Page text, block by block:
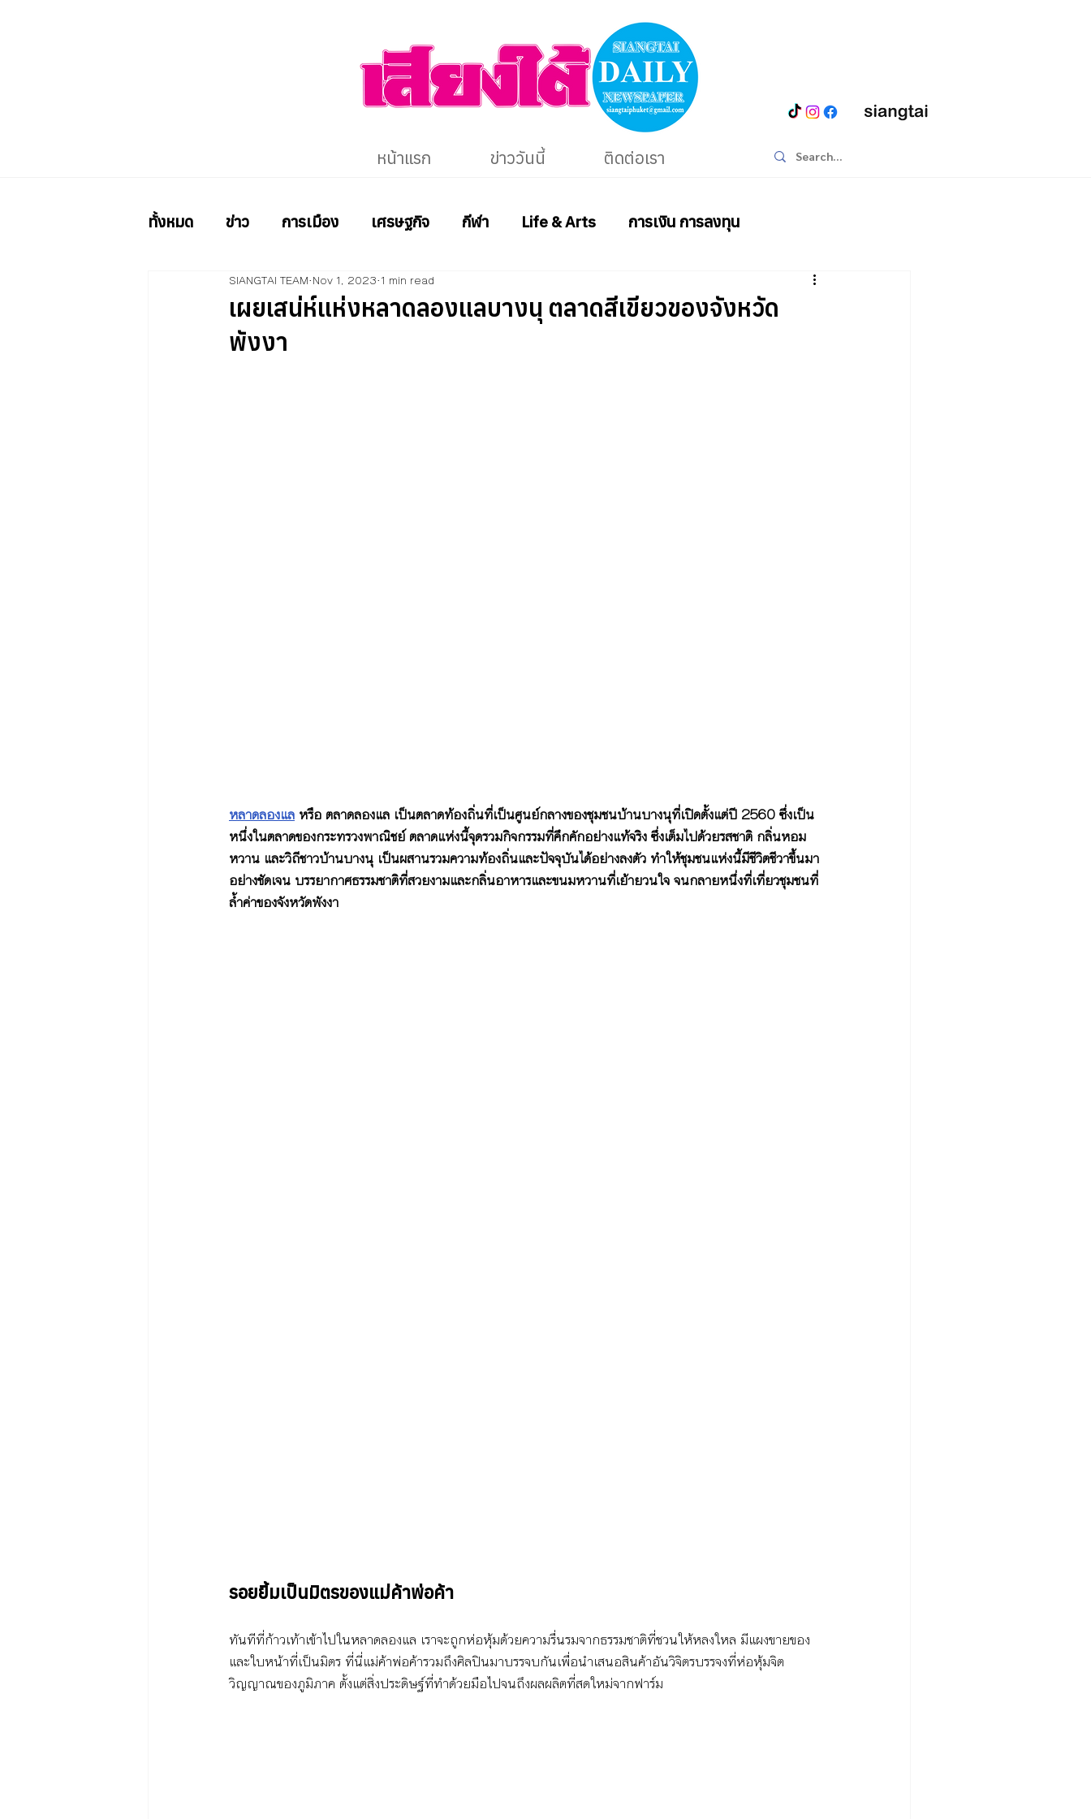
หน้าแรก ข่าววันนี้ ติดต่อเรา
ทั้งหมด ข่าว การเมือง เศรษฐกิจ กีฬา Life & Arts การเงิน การลงทุน
เผยเสน่ห์แห่งหลาดลองแลบางนุ ตลาดสีเขียวของจังหวัด
พังงา
SIANGTAI TEAM Nov 1, 2023 1 min read
หลาดลองแล หรือ ตลาดลองแล เป็นตลาดท้องถิ่นที่เป็นศูนย์กลางของชุมชนบ้านบางนุที่เปิดตั้งแต่ปี 2560 ซึ่งเป็น
หนึ่งในตลาดของกระทรวงพาณิชย์ ตลาดแห่งนี้จุดรวมกิจกรรมที่คึกคักอย่างแท้จริง ซึ่งเต็มไปด้วยรสชาติ กลิ่นหอม
หวาน และวิถีชาวบ้านบางนุ เป็นผสานรวมความท้องถิ่นและปัจจุบันได้อย่างลงตัว ทำให้ชุมชนแห่งนี้มีชีวิตชีวาขึ้นมา
อย่างชัดเจน บรรยากาศธรรมชาติที่สวยงามและกลิ่นอาหารและขนมหวานที่เย้ายวนใจ จนกลายหนึ่งที่เที่ยวชุมชนที่
ล้ำค่าของจังหวัดพังงา
รอยยิ้มเป็นมิตรของแม่ค้าพ่อค้า
ทันทีที่ก้าวเท้าเข้าไปในหลาดลองแล เราจะถูกห่อหุ้มด้วยความรื่นรมจากธรรมชาติที่ชวนให้หลงใหล มีแผงขายของ
และใบหน้าที่เป็นมิตร ที่นี่แม่ค้าพ่อค้ารวมถึงศิลปินมาบรรจบกันเพื่อนําเสนอสินค้าอันวิจิตรบรรจงที่ห่อหุ้มจิต
วิญญาณของภูมิภาค ตั้งแต่สิ่งประดิษฐ์ที่ทําด้วยมือไปจนถึงผลผลิตที่สดใหม่จากฟาร์ม